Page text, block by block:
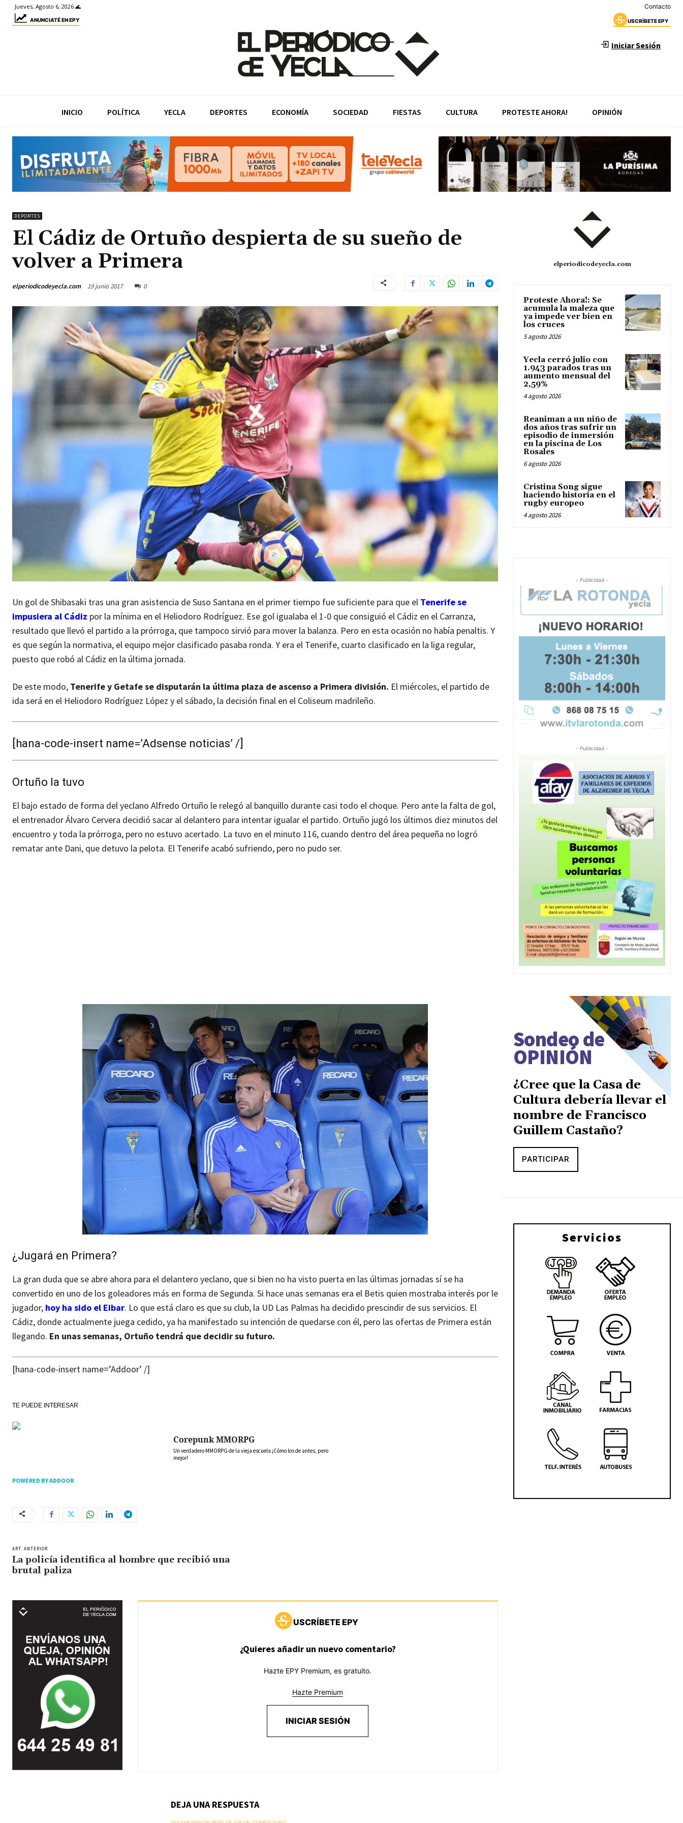
Jueves, Agosto 6, 2026 🌊 Contacto
ANUNCIATÉ EN EPY USCRÍBETE EPY
Iniciar Sesión
INICIO POLÍTICA YECLA DEPORTES ECONOMÍA SOCIEDAD FIESTAS CULTURA PROTESTE AHORA! OPINIÓN
DEPORTES
El Cádiz de Ortuño despierta de su sueño de
volver a Primera
elperiodicodeyecla.com 19 junio 2017 0
Un gol de Shibasaki tras una gran asistencia de Suso Santana en el primer tiempo fue suficiente para que el Tenerife se
impusiera al Cádiz por la mínima en el Heliodoro Rodríguez. Ese gol igualaba el 1-0 que consiguió el Cádiz en el Carranza,
resultado que llevó el partido a la prórroga, que tampoco sirvió para mover la balanza. Pero en esta ocasión no había penaltis. Y
es que según la normativa, el equipo mejor clasificado pasaba ronda. Y era el Tenerife, cuarto clasificado en la liga regular,
puesto que robó al Cádiz en la última jornada.
De este modo, Tenerife y Getafe se disputarán la última plaza de ascenso a Primera división. El miércoles, el partido de
ida será en el Heliodoro Rodríguez López y el sábado, la decisión final en el Coliseum madrileño.
[hana-code-insert name=’Adsense noticias’ /]
Ortuño la tuvo
El bajo estado de forma del yeclano Alfredo Ortuño le relegó al banquillo durante casi todo el choque. Pero ante la falta de gol,
el entrenador Álvaro Cervera decidió sacar al delantero para intentar igualar el partido. Ortuño jugó los últimos diez minutos del
encuentro y toda la prórroga, pero no estuvo acertado. La tuvo en el minuto 116, cuando dentro del área pequeña no logró
rematar ante Dani, que detuvo la pelota. El Tenerife acabó sufriendo, pero no pudo ser.
¿Jugará en Primera?
La gran duda que se abre ahora para el delantero yeclano, que si bien no ha visto puerta en las últimas jornadas sí se ha
convertido en uno de los goleadores más en forma de Segunda. Si hace unas semanas era el Betis quien mostraba interés por le
jugador, hoy ha sido el Eibar. Lo que está claro es que su club, la UD Las Palmas ha decidido prescindir de sus servicios. El
Cádiz, donde actualmente juega cedido, ya ha manifestado su intención de quedarse con él, pero las ofertas de Primera están
llegando. En unas semanas, Ortuño tendrá que decidir su futuro.
[hana-code-insert name=’Addoor’ /]
TE PUEDE INTERESAR
Corepunk MMORPG
Un verdadero MMORPG de la vieja escuela ¡Cómo los de antes, pero
mejor!
POWERED BY ADDOOR
ART. ANTERIOR
La policía identifica al hombre que recibió una
brutal paliza
USCRÍBETE EPY
¿Quieres añadir un nuevo comentario?
Hazte EPY Premium, es gratuito.
Hazte Premium
INICIAR SESIÓN
DEJA UNA RESPUESTA
elperiodicodeyecla.com
Proteste Ahora!: Se
acumula la maleza que
ya impede ver bien en
los cruces
5 agosto 2026
Yecla cerró julio con
1.943 parados tras un
aumento mensual del
2,59%
4 agosto 2026
Reaniman a un niño de
dos años tras sufrir un
episodio de inmersión
en la piscina de Los
Rosales
6 agosto 2026
Cristina Song sigue
haciendo historia en el
rugby europeo
4 agosto 2026
- Publicidad -
- Publicidad -
Sondeo de
OPINIÓN
¿Cree que la Casa de
Cultura debería llevar el
nombre de Francisco
Guillem Castaño?
PARTICIPAR
Servicios